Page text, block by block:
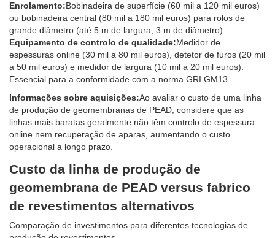
Enrolamento:Bobinadeira de superfície (60 mil a 120 mil euros)
ou bobinadeira central (80 mil a 180 mil euros) para rolos de
grande diâmetro (até 5 m de largura, 3 m de diâmetro).
Equipamento de controlo de qualidade:Medidor de
espessuras online (30 mil a 80 mil euros), detetor de furos (20 mil
a 50 mil euros) e medidor de largura (10 mil a 20 mil euros).
Essencial para a conformidade com a norma GRI GM13.
Informações sobre aquisições:Ao avaliar o custo de uma linha
de produção de geomembranas de PEAD, considere que as
linhas mais baratas geralmente não têm controlo de espessura
online nem recuperação de aparas, aumentando o custo
operacional a longo prazo.
Custo da linha de produção de
geomembrana de PEAD versus fabrico
de revestimentos alternativos
Comparação de investimentos para diferentes tecnologias de